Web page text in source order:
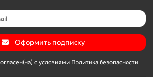
Оформить подписку
с условиями Политика безопасности